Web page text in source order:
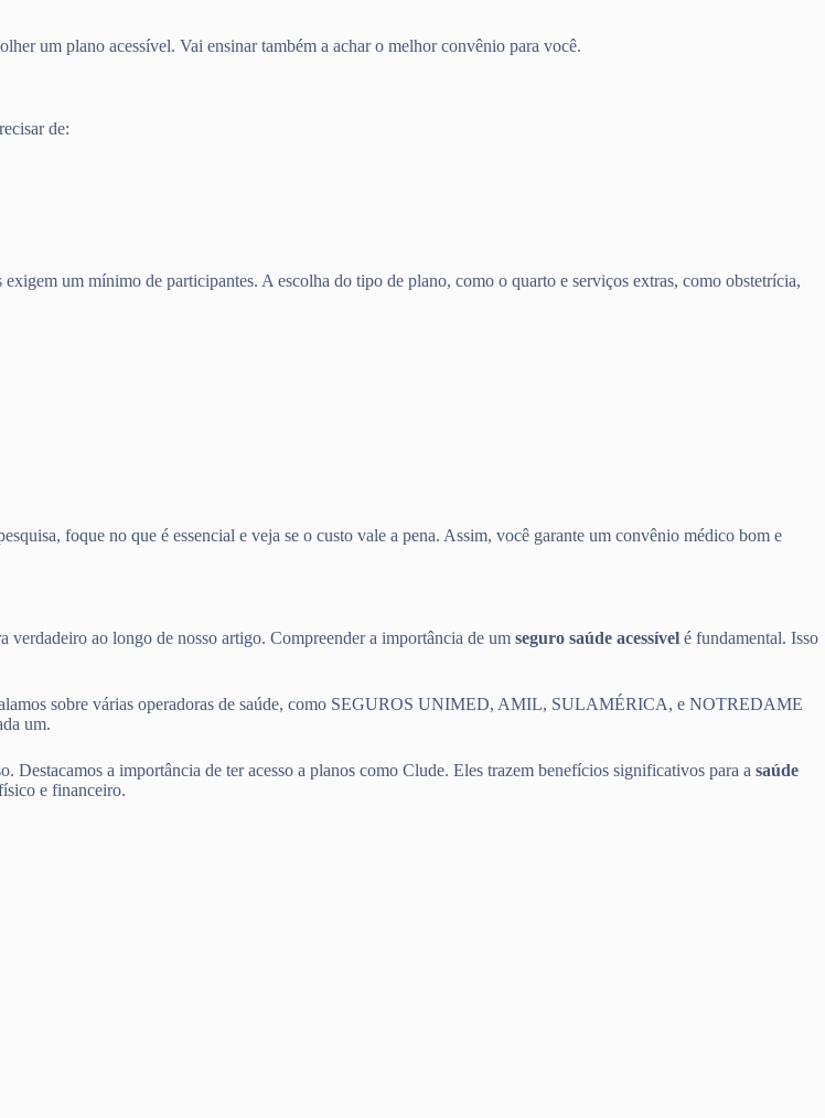
um plano acessível. Vai ensinar também a achar o melhor convênio para você.
de:
um mínimo de participantes. A escolha do tipo de plano, como o quarto e serviços extras, como obstetrícia,
foque no que é essencial e veja se o custo vale a pena. Assim, você garante um convênio médico bom e
verdadeiro ao longo de nosso artigo. Compreender a importância de um seguro saúde acessível é fundamental. Isso
sobre várias operadoras de saúde, como SEGUROS UNIMED, AMIL, SULAMÉRICA, e NOTREDAME
um.
a importância de ter acesso a planos como Clude. Eles trazem benefícios significativos para a saúde
e financeiro.